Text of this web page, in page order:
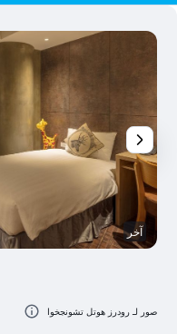
آخر
صور لـ رودرز هوتل تشونجخوا